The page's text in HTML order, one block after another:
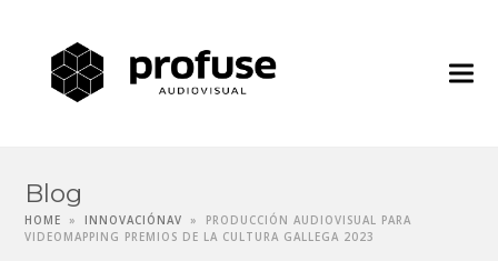
Blog
HOME » INNOVACIÓNAV »
PRODUCCIÓN AUDIOVISUAL PARA
VIDEOMAPPING PREMIOS DE LA CULTURA GALLEGA 2023